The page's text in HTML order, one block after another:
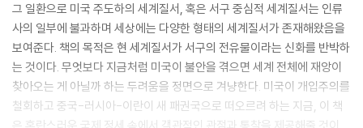
그 일환으로 미국 주도하의 세계질서, 혹은 서구 중심적 세계질서는 인류
사의 일부에 불과하며 세상에는 다양한 형태의 세계질서가 존재해왔음을
보여준다. 책의 목적은 현 세계질서가 서구의 전유물이라는 신화를 반박하
는 것이다. 무엇보다 지금처럼 미국이 불안을 겪으면 세계 전체에 재앙이
찾아오는 게 아닐까 하는 두려움을 정면으로 겨냥한다. 미국이 개입주의를
철회하고 중국-러시아-이란이 새 패권국으로 떠오르려 하는 지금, 이 책